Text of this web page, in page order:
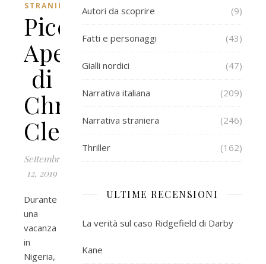
STRANIERA
Piccola
Ape
di
Chris
Cleave
Settembre
12, 2019
Durante
una
vacanza
in
Nigeria,
Autori da scoprire (9)
Fatti e personaggi (43)
Gialli nordici (47)
Narrativa italiana (209)
Narrativa straniera (246)
Thriller (162)
ULTIME RECENSIONI
La verità sul caso Ridgefield di Darby
Kane